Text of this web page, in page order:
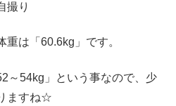
撮り
は「60.6kg」です。
～54kg」という事なので、少
ますね☆